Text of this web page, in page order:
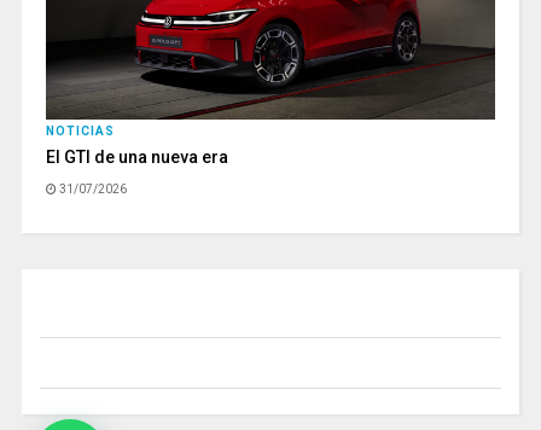
NOTICIAS
El GTI de una nueva era
31/07/2026